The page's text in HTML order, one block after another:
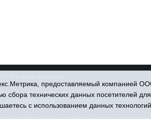
Ишим, ул. Пономарёва, 39.
предоставляемый компанией
технических данных посетителей
с использованием данных технологий.